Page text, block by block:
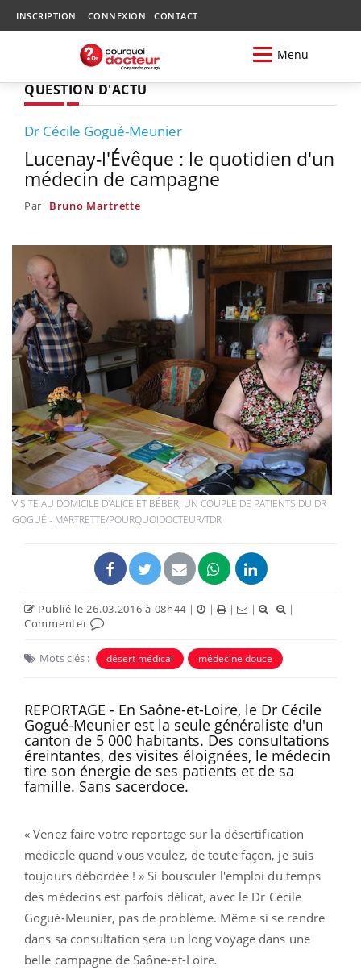
INSCRIPTION CONNEXION CONTACT
Menu
QUESTION D'ACTU
Dr Cécile Gogué-Meunier
Lucenay-l'Évêque : le quotidien d'un
médecin de campagne
Par Bruno Martrette
VISITE AU DOMICILE D'ALICE ET BÉBER, UN COUPLE DE PATIENTS DU DR
GOGUÉ - MARTRETTE/POURQUOIDOCTEUR/TDR
Publié le 26.03.2016 à 08h44 | | | |
|
Commenter
Mots clés : désert médical médecine douce
REPORTAGE - En Saône-et-Loire, le Dr Cécile
Gogué-Meunier est la seule généraliste d'un
canton de 5 000 habitants. Des consultations
éreintantes, des visites éloignées, le médecin
tire son énergie de ses patients et de sa
famille. Sans sacerdoce.
« Venez faire votre reportage sur la désertification
médicale quand vous voulez, de toute façon, je suis
toujours débordée ! » Si bousculer l'emploi du temps
des médecins est parfois délicat, avec le Dr Cécile
Gogué-Meunier, pas de problème. Même si se rendre
dans sa consultation sera un long voyage dans une
belle campagne de Saône-et-Loire.